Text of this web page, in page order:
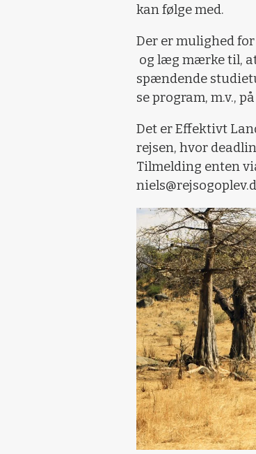
kan følge med.
Der er mulighed
og læg mærke til,
spændende
se program, m.v.,
Det er Effektivt
rejsen, hvor
Tilmelding enten